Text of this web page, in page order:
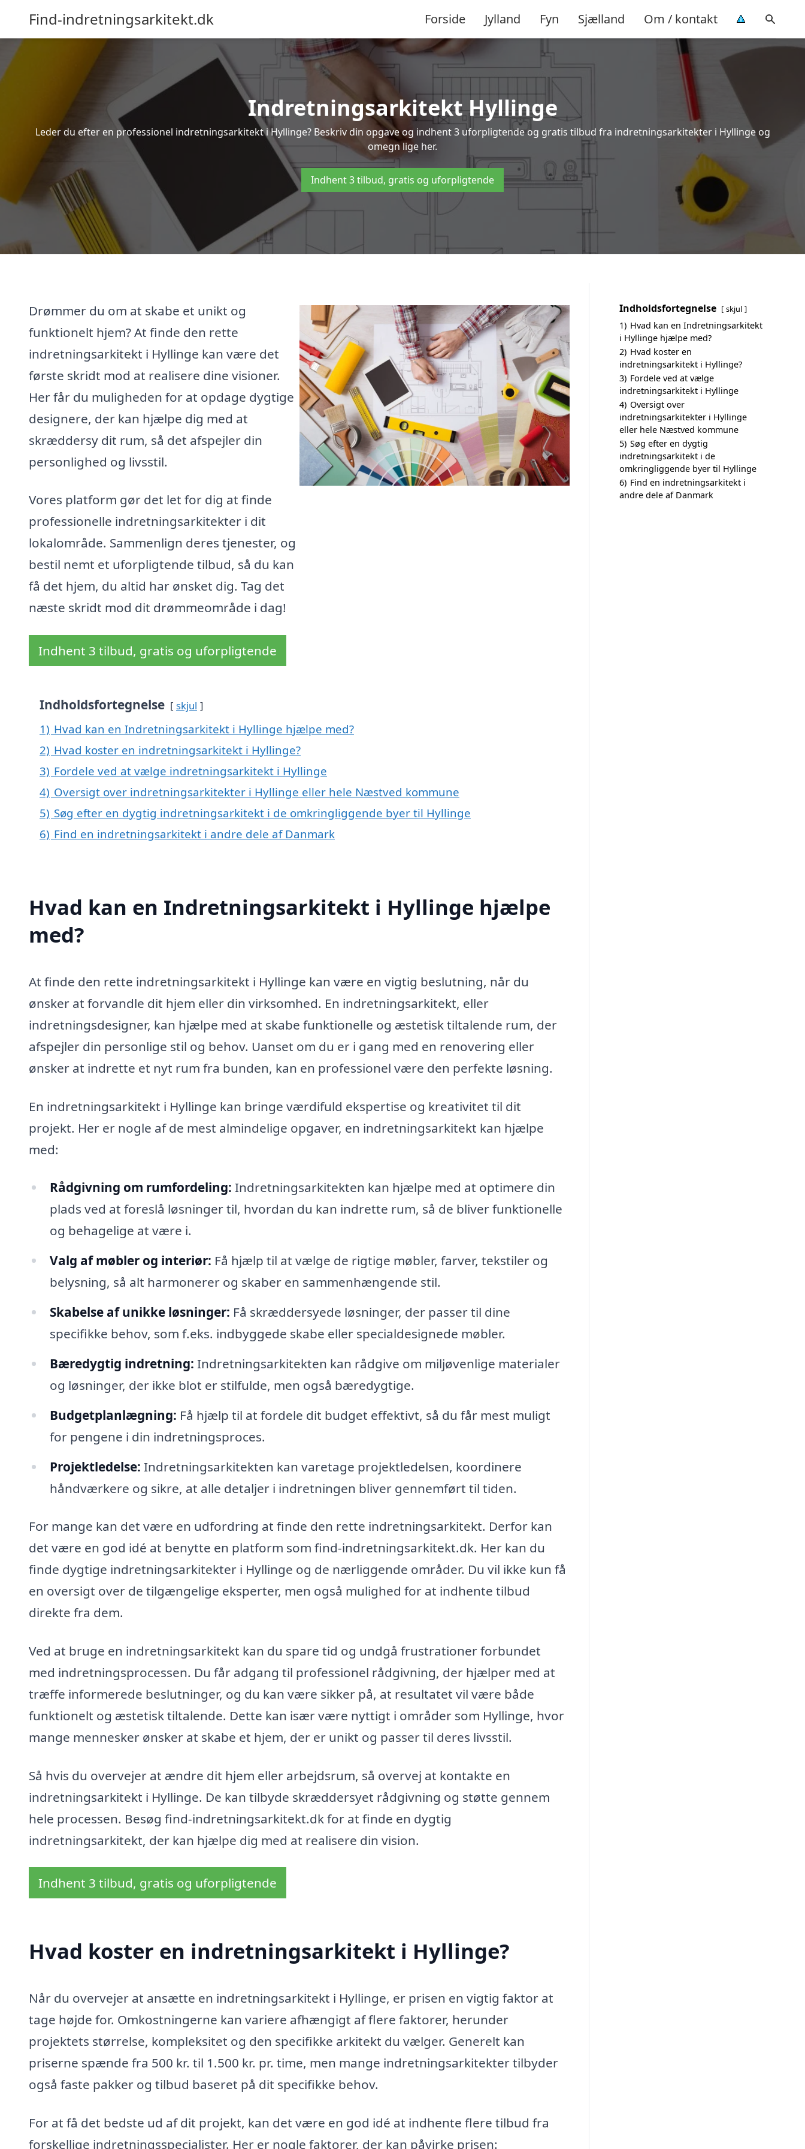
Find-indretningsarkitekt.dk Forside Jylland Fyn Sjælland Om / kontakt
Indretningsarkitekt Hyllinge
Leder du efter en professionel indretningsarkitekt i Hyllinge? Beskriv din opgave og indhent 3 uforpligtende og gratis tilbud fra indretningsarkitekter i Hyllinge og
omegn lige her.
Indhent 3 tilbud, gratis og uforpligtende
Drømmer du om at skabe et unikt og
funktionelt hjem? At finde den rette
indretningsarkitekt i Hyllinge kan være det
første skridt mod at realisere dine visioner.
Her får du muligheden for at opdage dygtige
designere, der kan hjælpe dig med at
skræddersy dit rum, så det afspejler din
personlighed og livsstil.
Vores platform gør det let for dig at finde
professionelle indretningsarkitekter i dit
lokalområde. Sammenlign deres tjenester, og
bestil nemt et uforpligtende tilbud, så du kan
få det hjem, du altid har ønsket dig. Tag det
næste skridt mod dit drømmeområde i dag!
Indhent 3 tilbud, gratis og uforpligtende
Indholdsfortegnelse skjul
1) Hvad kan en Indretningsarkitekt i Hyllinge hjælpe med?
2) Hvad koster en indretningsarkitekt i Hyllinge?
3) Fordele ved at vælge indretningsarkitekt i Hyllinge
4) Oversigt over indretningsarkitekter i Hyllinge eller hele Næstved kommune
5) Søg efter en dygtig indretningsarkitekt i de omkringliggende byer til Hyllinge
6) Find en indretningsarkitekt i andre dele af Danmark
Hvad kan en Indretningsarkitekt i Hyllinge hjælpe
med?
At finde den rette indretningsarkitekt i Hyllinge kan være en vigtig beslutning, når du
ønsker at forvandle dit hjem eller din virksomhed. En indretningsarkitekt, eller
indretningsdesigner, kan hjælpe med at skabe funktionelle og æstetisk tiltalende rum, der
afspejler din personlige stil og behov. Uanset om du er i gang med en renovering eller
ønsker at indrette et nyt rum fra bunden, kan en professionel være den perfekte løsning.
En indretningsarkitekt i Hyllinge kan bringe værdifuld ekspertise og kreativitet til dit
projekt. Her er nogle af de mest almindelige opgaver, en indretningsarkitekt kan hjælpe
med:
Rådgivning om rumfordeling: Indretningsarkitekten kan hjælpe med at optimere din
plads ved at foreslå løsninger til, hvordan du kan indrette rum, så de bliver funktionelle
og behagelige at være i.
Valg af møbler og interiør: Få hjælp til at vælge de rigtige møbler, farver, tekstiler og
belysning, så alt harmonerer og skaber en sammenhængende stil.
Skabelse af unikke løsninger: Få skræddersyede løsninger, der passer til dine
specifikke behov, som f.eks. indbyggede skabe eller specialdesignede møbler.
Bæredygtig indretning: Indretningsarkitekten kan rådgive om miljøvenlige materialer
og løsninger, der ikke blot er stilfulde, men også bæredygtige.
Budgetplanlægning: Få hjælp til at fordele dit budget effektivt, så du får mest muligt
for pengene i din indretningsproces.
Projektledelse: Indretningsarkitekten kan varetage projektledelsen, koordinere
håndværkere og sikre, at alle detaljer i indretningen bliver gennemført til tiden.
For mange kan det være en udfordring at finde den rette indretningsarkitekt. Derfor kan
det være en god idé at benytte en platform som find-indretningsarkitekt.dk. Her kan du
finde dygtige indretningsarkitekter i Hyllinge og de nærliggende områder. Du vil ikke kun få
en oversigt over de tilgængelige eksperter, men også mulighed for at indhente tilbud
direkte fra dem.
Ved at bruge en indretningsarkitekt kan du spare tid og undgå frustrationer forbundet
med indretningsprocessen. Du får adgang til professionel rådgivning, der hjælper med at
træffe informerede beslutninger, og du kan være sikker på, at resultatet vil være både
funktionelt og æstetisk tiltalende. Dette kan især være nyttigt i områder som Hyllinge, hvor
mange mennesker ønsker at skabe et hjem, der er unikt og passer til deres livsstil.
Så hvis du overvejer at ændre dit hjem eller arbejdsrum, så overvej at kontakte en
indretningsarkitekt i Hyllinge. De kan tilbyde skræddersyet rådgivning og støtte gennem
hele processen. Besøg find-indretningsarkitekt.dk for at finde en dygtig
indretningsarkitekt, der kan hjælpe dig med at realisere din vision.
Indhent 3 tilbud, gratis og uforpligtende
Hvad koster en indretningsarkitekt i Hyllinge?
Når du overvejer at ansætte en indretningsarkitekt i Hyllinge, er prisen en vigtig faktor at
tage højde for. Omkostningerne kan variere afhængigt af flere faktorer, herunder
projektets størrelse, kompleksitet og den specifikke arkitekt du vælger. Generelt kan
priserne spænde fra 500 kr. til 1.500 kr. pr. time, men mange indretningsarkitekter tilbyder
også faste pakker og tilbud baseret på dit specifikke behov.
For at få det bedste ud af dit projekt, kan det være en god idé at indhente flere tilbud fra
forskellige indretningsspecialister. Her er nogle faktorer, der kan påvirke prisen:
Indholdsfortegnelse skjul
1) Hvad kan en Indretningsarkitekt
i Hyllinge hjælpe med?
2) Hvad koster en
indretningsarkitekt i Hyllinge?
3) Fordele ved at vælge
indretningsarkitekt i Hyllinge
4) Oversigt over
indretningsarkitekter i Hyllinge
eller hele Næstved kommune
5) Søg efter en dygtig
indretningsarkitekt i de
omkringliggende byer til Hyllinge
6) Find en indretningsarkitekt i
andre dele af Danmark